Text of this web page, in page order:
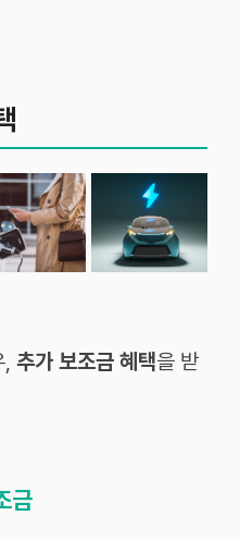
추가 보조금 혜택을 받
금